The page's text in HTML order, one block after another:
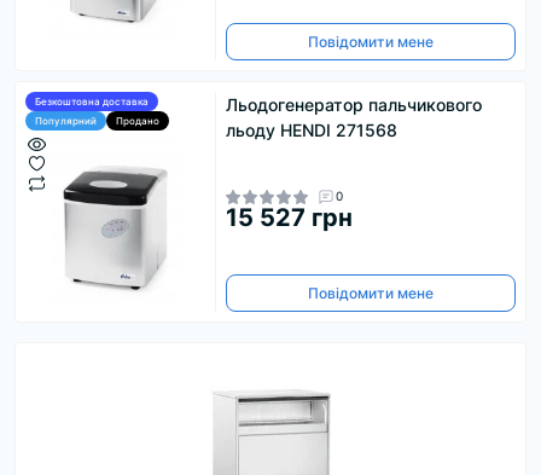
Повідомити мене
Безкоштовна доставка
Популярний
Продано
Льодогенератор пальчикового
льоду HENDI 271568
0
15 527 грн
Повідомити мене